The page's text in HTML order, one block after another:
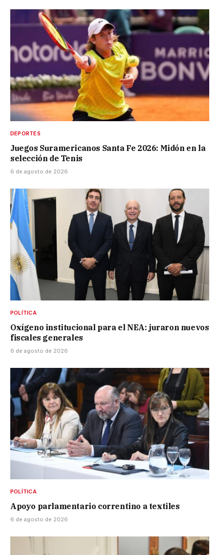
DEPORTES
Juegos Suramericanos Santa Fe 2026: Midón en la
selección de Tenis
6 de agosto de 2026
POLÍTICA
Oxígeno institucional para el NEA: juraron nuevos
fiscales generales
6 de agosto de 2026
POLÍTICA
Apoyo parlamentario correntino a textiles
6 de agosto de 2026